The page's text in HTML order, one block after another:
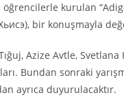
kurulan
bir konuşmayla
Azize Avtle,
Bundan sonraki
ayrıca duyurulacaktır.